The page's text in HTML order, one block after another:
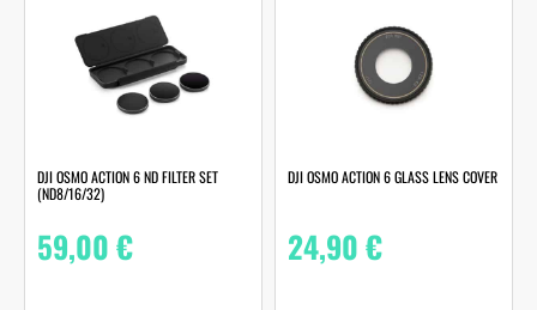
DJI OSMO ACTION 6 ND FILTER SET
(ND8/16/32)
59,00€
DJI OSMO ACTION 6 GLASS LENS COVER
24,90€